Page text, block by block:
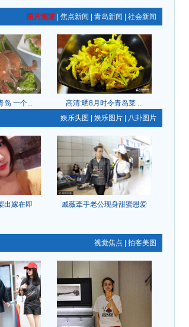
图片频道 焦点新闻 青岛新闻 社会新闻
岛 一个...
高清:晒8月时令青岛菜 ...
娱乐头图 娱乐图片 八卦图片
出嫁在即 戚薇牵手老公现身甜蜜恩爱
视觉焦点 拍客美图